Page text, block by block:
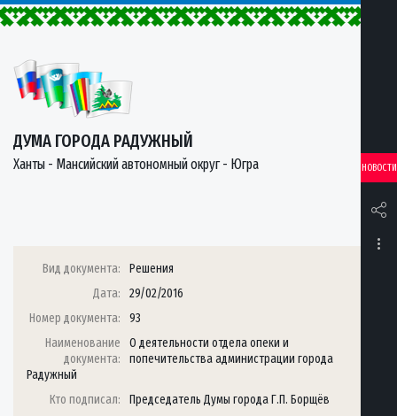
ДУМА ГОРОДА РАДУЖНЫЙ
Ханты - Мансийский автономный округ - Югра НОВОСТИ
Вид документа:
Решения
Дата:
29/02/2016
Номер документа:
93
Наименование
документа:
О деятельности отдела опеки и
попечительства администрации города
Радужный
Кто подписал:
Председатель Думы города Г.П. Борщёв